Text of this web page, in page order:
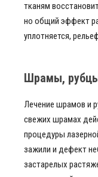
тканям
но общий эффект
уплотняется,
Шрамы,
Лечение шрамов и
свежих шрамах
процедуры
зажили и дефект
застарелых